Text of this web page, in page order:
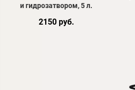
и гидрозатвором, 5 л.
2150 руб.